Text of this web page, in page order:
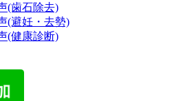
(歯石除去)
(避妊・去勢)
(健康診断)